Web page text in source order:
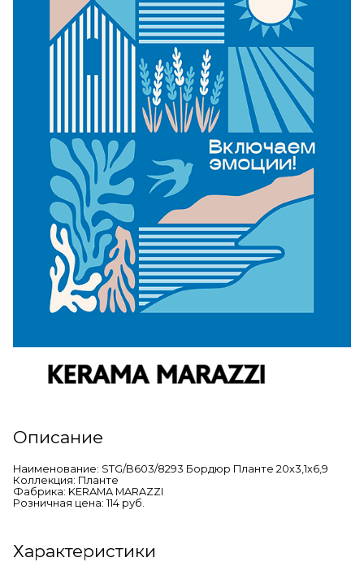
Описание
Наименование: STG/B603/8293 Бордюр Планте 20х3,1х6,9
Коллекция: Планте
Фабрика: KERAMA MARAZZI
Розничная цена: 114 руб.
Характеристики